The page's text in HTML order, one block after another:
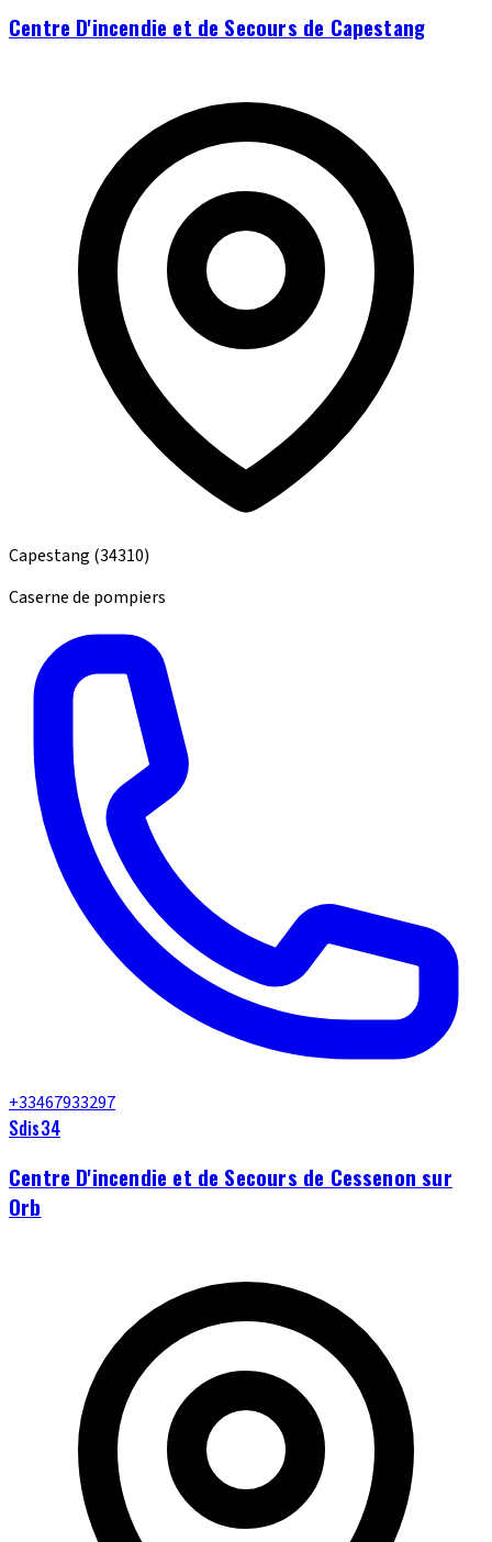
Centre D'incendie et de Secours de Capestang
Capestang (34310)
Caserne de pompiers
+33467933297
Sdis34
Centre D'incendie et de Secours de Cessenon sur
Orb